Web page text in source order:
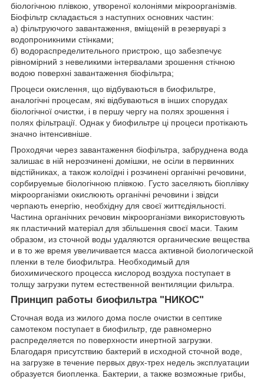
біологічною плівкою, утвореної колоніями мікроорганізмів.
Біофільтр складається з наступних основних частин:
а) фільтруючого завантаження, вміщеній в резервуарі з
водопроникними стінками;
б) водораспределительного пристрою, що забезпечує
рівномірний з невеликими інтервалами зрошення стічною
водою поверхні завантаження біофільтра;
Процеси окислення, що відбуваються в биофильтре,
аналогічні процесам, які відбуваються в інших спорудах
біологічної очистки, і в першу чергу на полях зрошення і
полях фільтрації. Однак у биофильтре ці процеси протікають
значно інтенсивніше.
Проходячи через завантаження біофільтра, забруднена вода
залишає в ній нерозчинені домішки, не осіли в первинних
відстійниках, а також колоїдні і розчинені органічні речовини,
сорбируемые біологічною плівкою. Густо заселяють біоплівку
мікроорганізми окислюють органічні речовини і звідси
черпають енергію, необхідну для своєї життєдіяльності.
Частина органічних речовин мікроорганізми використовують
як пластичний матеріал для збільшення своєї маси. Таким
образом, из сточной воды удаляются органические вещества
и в то же время увеличивается масса активной биологической
пленки в теле биофильтра. Необходимый для
биохимического процесса кислород воздуха поступает в
толщу загрузки путем естественной вентиляции фильтра.
Принцип работы биофильтра "НИКОС"
Сточная вода из жилого дома после очистки в септике
самотеком поступает в биофильтр, где равномерно
распределяется по поверхности инертной загрузки.
Благодаря присутствию бактерий в исходной сточной воде,
на загрузке в течение первых двух-трех недель эксплуатации
образуется биопленка. Бактерии, а также возможные грибы,